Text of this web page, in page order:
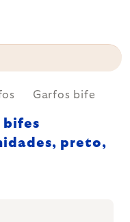
Garfos bife
bifes
preto,